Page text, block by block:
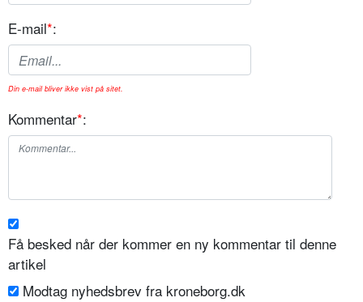
E-mail*:
Din e-mail bliver ikke vist på sitet.
Kommentar*:
Få besked når der kommer en ny kommentar til denne
artikel
Modtag nyhedsbrev fra kroneborg.dk